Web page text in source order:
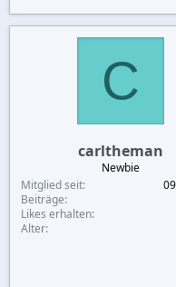
C
carltheman
Newbie
Mitglied seit
Beiträge
Likes erhalten
Alter